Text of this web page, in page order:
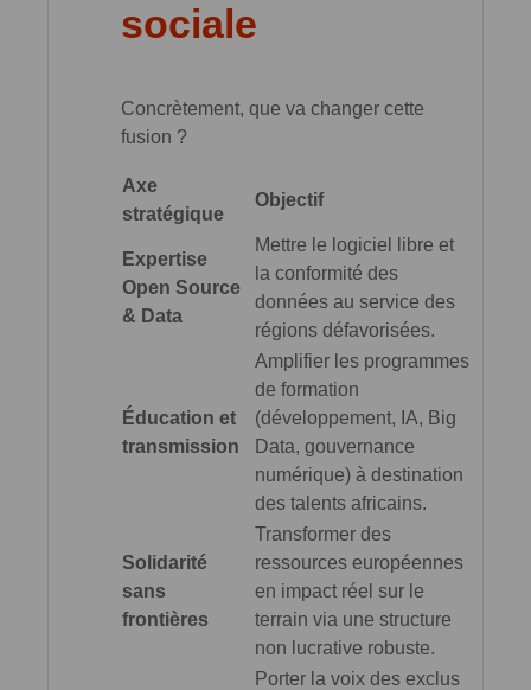
sociale
Concrètement, que va changer cette
fusion ?
Axe
stratégique
Objectif
Expertise
Open Source
& Data
Mettre le logiciel libre et
la conformité des
données au service des
régions défavorisées.
Éducation et
transmission
Amplifier les programmes
de formation
(développement, IA, Big
Data, gouvernance
numérique) à destination
des talents africains.
Solidarité
sans
frontières
Transformer des
ressources européennes
en impact réel sur le
terrain via une structure
non lucrative robuste.
Porter la voix des exclus